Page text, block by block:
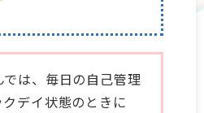
は、毎日の自己管理
デイ状態のときに